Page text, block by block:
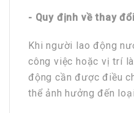
- Quy định về thay
Khi người lao động
công việc hoặc vị trí
động cần được điều
thể ảnh hưởng đến